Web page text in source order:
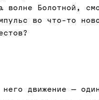
волне Болотной,
во что-то
него движение —